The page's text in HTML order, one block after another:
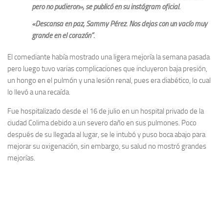
pero no pudieron», se publicó en su instágram oficial.
«Descansa en paz, Sammy Pérez. Nos dejas con un vacío muy
grande en el corazón”.
El comediante había mostrado una ligera mejoría la semana pasada
pero luego tuvo varias complicaciones que incluyeron baja presión,
un hongo en el pulmón y una lesión renal, pues era diabético, lo cual
lo llevó a una recaída.
Fue hospitalizado desde el 16 de julio en un hospital privado de la
ciudad Colima debido a un severo daño en sus pulmones. Poco
después de su llegada al lugar, se le intubó y puso boca abajo para
mejorar su oxigenación, sin embargo, su salud no mostró grandes
mejorías.